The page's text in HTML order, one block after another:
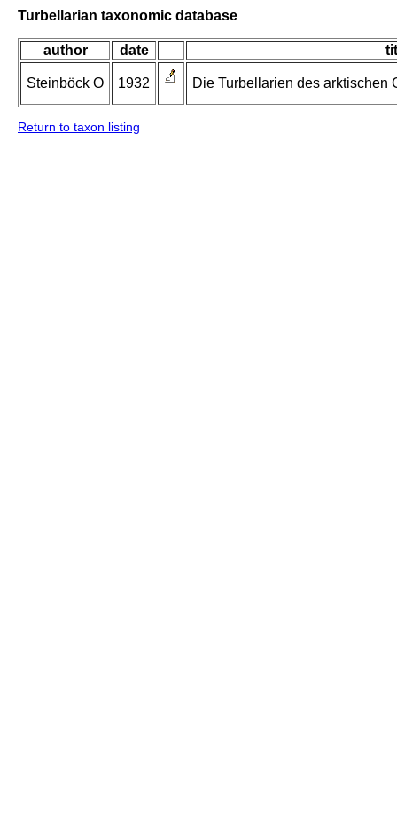
Turbellarian taxonomic database
author date
Steinböck O 1932 Die Turbellarien des arktischen
Return to taxon listing